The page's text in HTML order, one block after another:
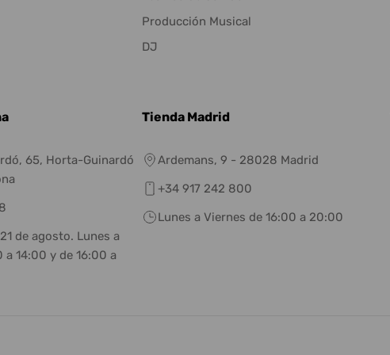
Producción Musical
DJ
65, Horta-Guinardó
de agosto. Lunes a
a 14:00 y de 16:00 a
Tienda Madrid
Ardemans, 9 - 28028 Madrid
+34 917 242 800
Lunes a Viernes de 16:00 a 20:00